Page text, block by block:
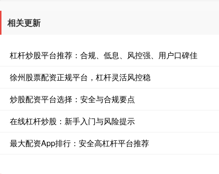
相关更新
杠杆炒股平台推荐：合规、低息、风控强、用户口碑佳
徐州股票配资正规平台，杠杆灵活风控稳
炒股配资平台选择：安全与合规要点
在线杠杆炒股：新手入门与风险提示
最大配资App排行：安全高杠杆平台推荐